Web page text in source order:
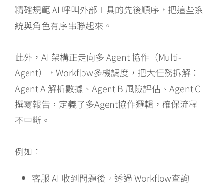
精確規範 AI 呼叫外部工具的先後順序，把這些系
統與角色有序串聯起來。
此外，AI 架構正走向多 Agent 協作（Multi-
Agent），Workflow多機調度，把大任務拆解：
Agent A 解析數據、Agent B 風險評估、Agent C
撰寫報告，定義了多Agent協作邏輯，確保流程
不中斷。
例如：
客服 AI 收到問題後，透過 Workflow查詢